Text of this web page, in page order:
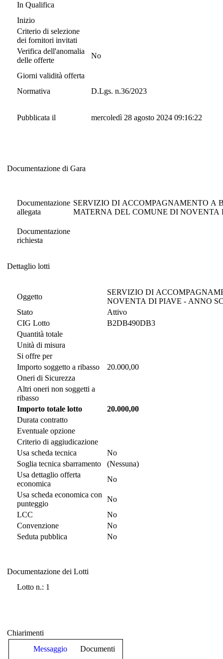
In Qualifica
Inizio
Criterio di selezione
dei fornitori invitati
Verifica dell'anomalia
delle offerte
No
Giorni validità offerta
Normativa
D.Lgs. n.36/2023
Pubblicata il mercoledì 28 agosto 2024 09:16:22
Documentazione di Gara
Documentazione
allegata
SERVIZIO DI ACCOMPAGNAMENTO A
MATERNA DEL COMUNE DI NOVENTA
Documentazione
richiesta
Dettaglio lotti
Oggetto
SERVIZIO DI
NOVENTA DI PIAVE - ANNO
Stato
Attivo
CIG Lotto
B2DB490DB3
Quantità totale
Unità di misura
Si offre per
Importo soggetto a ribasso
20.000,00
Oneri di Sicurezza
Altri oneri non soggetti a
ribasso
Importo totale lotto
20.000,00
Durata contratto
Eventuale opzione
Criterio di aggiudicazione
Usa scheda tecnica
No
Soglia tecnica sbarramento
(Nessuna)
Usa dettaglio offerta
economica
No
Usa scheda economica con
punteggio
No
LCC
No
Convenzione
No
Seduta pubblica
No
Documentazione dei Lotti
Lotto n.: 1
Chiarimenti
Messaggio
Documenti